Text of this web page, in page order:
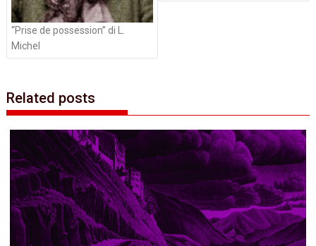
“Prise de possession” di L.
Michel
Related posts